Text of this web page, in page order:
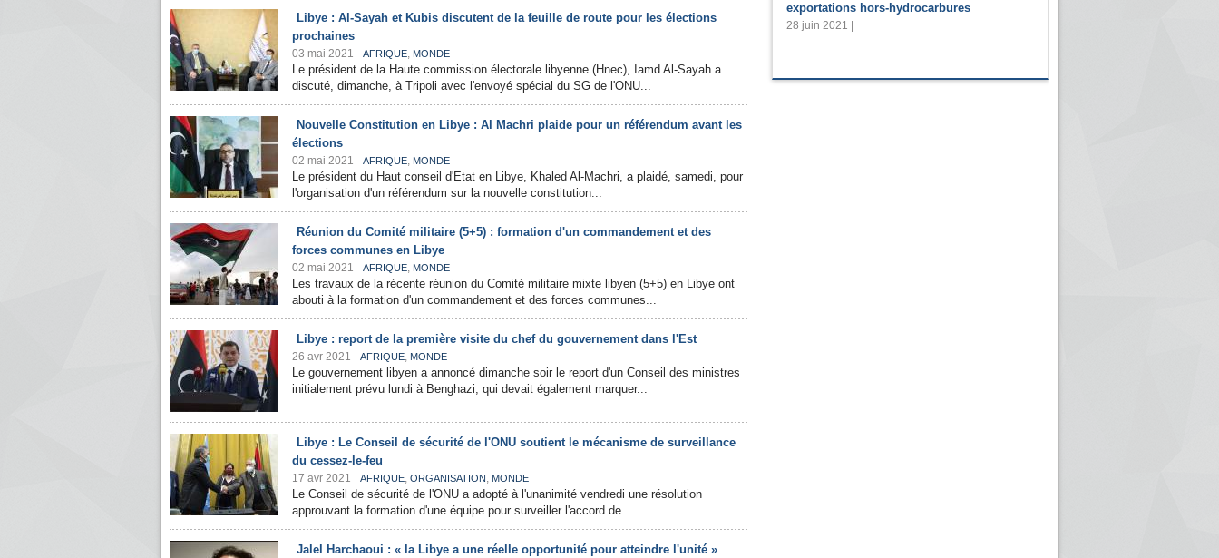
Libye : Al-Sayah et Kubis discutent de la feuille de route pour les élections
prochaines
03 mai 2021 AFRIQUE, MONDE
Le président de la Haute commission électorale libyenne (Hnec), Iamd Al-Sayah a
discuté, dimanche, à Tripoli avec l'envoyé spécial du SG de l'ONU...
Nouvelle Constitution en Libye : Al Machri plaide pour un référendum avant les
élections
02 mai 2021 AFRIQUE, MONDE
Le président du Haut conseil d'Etat en Libye, Khaled Al-Machri, a plaidé, samedi, pour
l'organisation d'un référendum sur la nouvelle constitution...
Réunion du Comité militaire (5+5) : formation d'un commandement et des
forces communes en Libye
02 mai 2021 AFRIQUE, MONDE
Les travaux de la récente réunion du Comité militaire mixte libyen (5+5) en Libye ont
abouti à la formation d'un commandement et des forces communes...
Libye : report de la première visite du chef du gouvernement dans l'Est
26 avr 2021 AFRIQUE, MONDE
Le gouvernement libyen a annoncé dimanche soir le report d'un Conseil des ministres
initialement prévu lundi à Benghazi, qui devait également marquer...
Libye : Le Conseil de sécurité de l'ONU soutient le mécanisme de surveillance
du cessez-le-feu
17 avr 2021 AFRIQUE, ORGANISATION, MONDE
Le Conseil de sécurité de l'ONU a adopté à l'unanimité vendredi une résolution
approuvant la formation d'une équipe pour surveiller l'accord de...
Jalel Harchaoui : « la Libye a une réelle opportunité pour atteindre l'unité »
exportations hors-hydrocarbures
28 juin 2021 |